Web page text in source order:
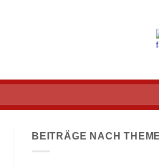
BEITRÄGE NACH